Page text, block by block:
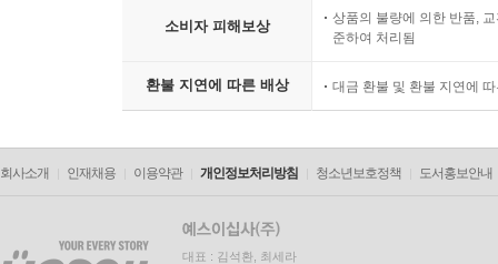
소비자 피해보상
상품의 불량에 의한 반품,
준하여 처리됨
환불 지연에 따른 배상 대금 환불 및 환불 지연에
회사소개 인재채용 이용약관 개인정보처리방침 청소년보호정책 도서홍보안내
대표 : 김석환, 최세라